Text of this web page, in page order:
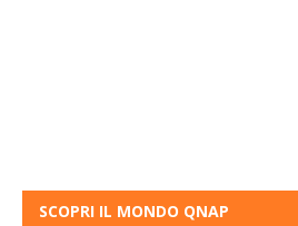
SCOPRI IL MONDO QNAP